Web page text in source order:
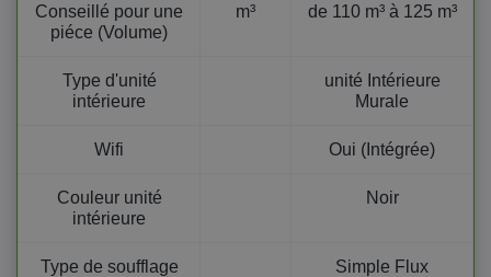
Conseillé pour une
piéce (Volume)
m³ de 110 m³ à 125 m³
Type d'unité
intérieure
unité Intérieure
Murale
Wifi Oui (Intégrée)
Couleur unité
intérieure
Noir
Type de soufflage Simple Flux